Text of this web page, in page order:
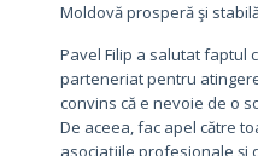
Moldovă prosperă şi
Pavel Filip a salutat faptul
parteneriat pentru
convins că e nevoie de o
De aceea, fac apel către
asociaţiile profesionale şi